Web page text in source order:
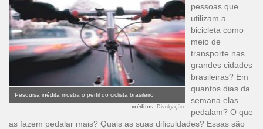
Pesquisa inédita mostra o perfil do ciclista brasileiro
créditos: Divulgação
pessoas que
utilizam a
bicicleta como
meio de
transporte nas
grandes cidades
brasileiras? Em
quantos dias da
semana elas
pedalam? O que
as fazem pedalar mais? Quais as suas dificuldades? Essas são